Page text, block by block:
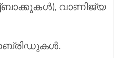
വാണിജ്യ